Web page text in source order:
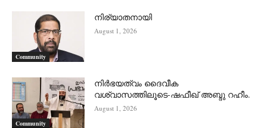
Community
നിര്യാതനായി
August 1, 2026
Community
നിർഭയത്വം ദൈവീക
വശ്വാസത്തിലൂടെ-ഷഫീഖ് അബ്ദു റഹീം.
August 1, 2026